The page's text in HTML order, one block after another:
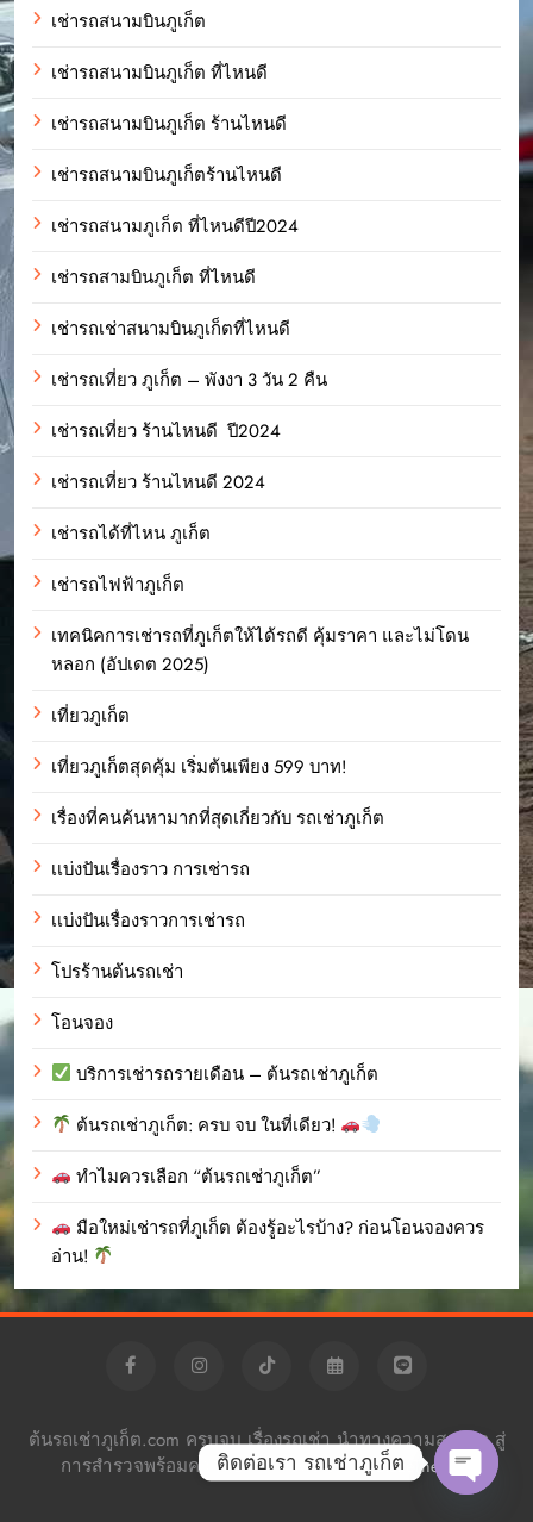
เช่ารถสนามบินภูเก็ต
เช่ารถสนามบินภูเก็ต ที่ไหนดี
เช่ารถสนามบินภูเก็ต ร้านไหนดี
เช่ารถสนามบินภูเก็ตร้านไหนดี
เช่ารถสนามภูเก็ต ที่ไหนดีปี2024
เช่ารถสามบินภูเก็ต ที่ไหนดี
เช่ารถเช่าสนามบินภูเก็ตที่ไหนดี
เช่ารถเที่ยว ภูเก็ต – พังงา 3 วัน 2 คืน
เช่ารถเที่ยว ร้านไหนดี ปี2024
เช่ารถเที่ยว ร้านไหนดี 2024
เช่ารถได้ที่ไหน ภูเก็ต
เช่ารถไฟฟ้าภูเก็ต
เทคนิคการเช่ารถที่ภูเก็ตให้ได้รถดี คุ้มราคา และไม่โดน
หลอก (อัปเดต 2025)
เที่ยวภูเก็ต
เที่ยวภูเก็ตสุดคุ้ม เริ่มต้นเพียง 599 บาท!
เรื่องที่คนค้นหามากที่สุดเกี่ยวกับ รถเช่าภูเก็ต
เเบ่งปันเรื่องราว การเช่ารถ
เเบ่งปันเรื่องราวการเช่ารถ
โปรร้านต้นรถเช่า
โอนจอง
บริการเช่ารถรายเดือน – ต้นรถเช่าภูเก็ต
ต้นรถเช่าภูเก็ต: ครบ จบ ในที่เดียว!
ทำไมควรเลือก “ต้นรถเช่าภูเก็ต”
มือใหม่เช่ารถที่ภูเก็ต ต้องรู้อะไรบ้าง? ก่อนโอนจองควร
อ่าน!
ต้นรถเช่าภูเก็ต.com ครบจบ เรื่องรถเช่า นำทางความสะดวก สู่
การสำรวจพร้อมความอิสระ Powered ByBlazeThemes.
ติดต่อเรา รถเช่าภูเก็ต